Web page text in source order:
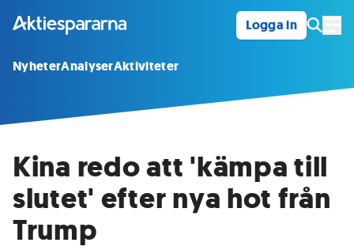
Logga in
NyheterAnalyserAktiviteter
Kina redo att 'kämpa till
slutet' efter nya hot från
Trump